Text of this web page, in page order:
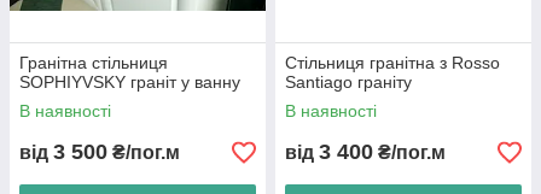
Гранітна стільниця
SOPHIYVSKY граніт у ванну
В наявності
від 3 500 ₴/пог.м
Стільниця гранітна з Rosso
Santiago граніту
В наявності
від 3 400 ₴/пог.м